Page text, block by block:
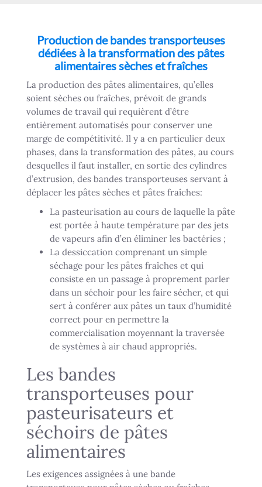
Production de bandes transporteuses
dédiées à la transformation des pâtes
alimentaires sèches et fraîches
La production des pâtes alimentaires, qu’elles
soient sèches ou fraîches, prévoit de grands
volumes de travail qui requièrent d’être
entièrement automatisés pour conserver une
marge de compétitivité. Il y a en particulier deux
phases, dans la transformation des pâtes, au cours
desquelles il faut installer, en sortie des cylindres
d’extrusion, des bandes transporteuses servant à
déplacer les pâtes sèches et pâtes fraîches:
La pasteurisation au cours de laquelle la pâte
est portée à haute température par des jets
de vapeurs afin d’en éliminer les bactéries ;
La dessiccation comprenant un simple
séchage pour les pâtes fraîches et qui
consiste en un passage à proprement parler
dans un séchoir pour les faire sécher, et qui
sert à conférer aux pâtes un taux d’humidité
correct pour en permettre la
commercialisation moyennant la traversée
de systèmes à air chaud appropriés.
Les bandes
transporteuses pour
pasteurisateurs et
séchoirs de pâtes
alimentaires
Les exigences assignées à une bande